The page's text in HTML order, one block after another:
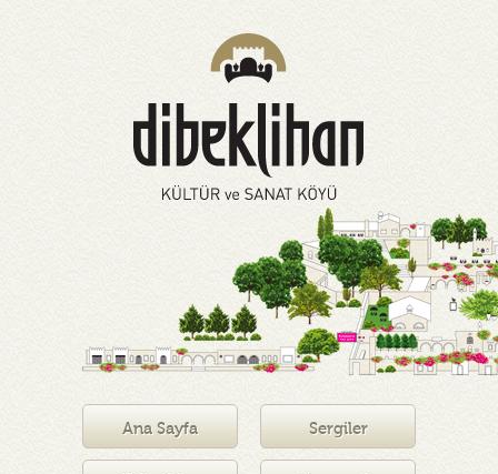
Ana Sayfa Sergiler